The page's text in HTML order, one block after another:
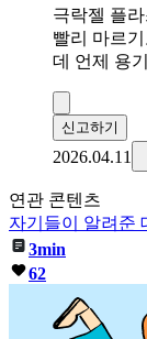
극락젤 플
빨리 마르
데 언제 용
신고하기
2026.04.11
연관 콘텐츠
자기들이 알려준
3min
62